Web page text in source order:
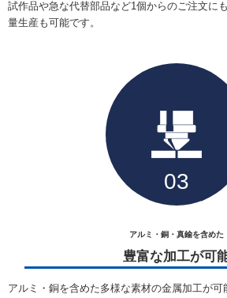
試作品や急な代替部品など1個からのご注文に
量生産も可能です。
アルミ・銅・真鍮を含めた
豊富な加工が可
アルミ・銅を含めた多様な素材の金属加工が可